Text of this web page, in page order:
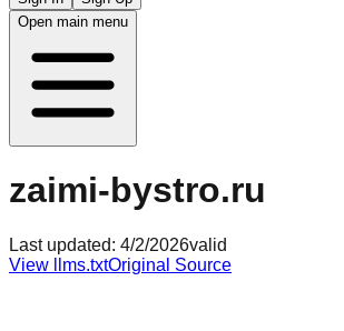
Open main menu
zaimi-bystro.ru
Last updated: 4/2/2026valid
View llms.txtOriginal Source